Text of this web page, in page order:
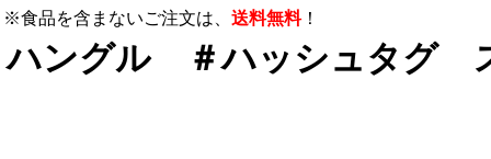
※食品を含まないご注文は、 送料無料！
ハングル ＃ハッシュタグ